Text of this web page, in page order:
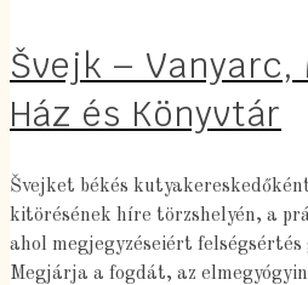
Švejk – Vanyarc,
Ház és Könyvtár
Švejket békés
kitörésének híre törzshelyén, a
ahol megjegyzéseiért
Megjárja a fogdát, az